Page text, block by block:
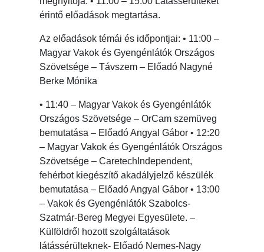
érintő előadások megtartása.
Az előadások témái és időpontjai: • 11:00 –
Magyar Vakok és Gyengénlátók Országos
Szövetsége – Távszem – Előadó Nagyné
Berke Mónika
• 11:40 – Magyar Vakok és Gyengénlátók
Országos Szövetsége – OrCam szemüveg
bemutatása – Előadó Angyal Gábor • 12:20
– Magyar Vakok és Gyengénlátók Országos
Szövetsége – CaretechIndependent,
fehérbot kiegészítő akadályjelző készülék
bemutatása – Előadó Angyal Gábor • 13:00
– Vakok és Gyengénlátók Szabolcs-
Szatmár-Bereg Megyei Egyesülete. –
Külföldről hozott szolgáltatások
látássérülteknek- Előadó Nemes-Nagy